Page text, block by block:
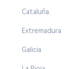
Cataluña
Extremadura
Galicia